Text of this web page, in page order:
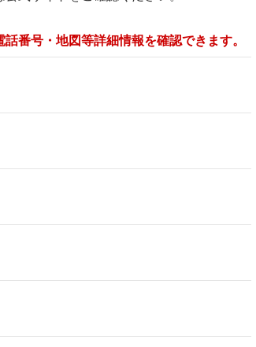
番号・地図等詳細情報を確認できます。